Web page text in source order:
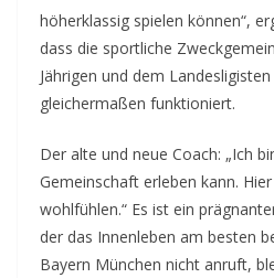
höherklassig spielen können“,
dass die sportliche
Jährigen und dem
gleichermaßen funktioniert.
Der alte und neue Coach: „Ich
Gemeinschaft erleben kann.
wohlfühlen.“ Es ist ein
der das Innenleben am besten
Bayern München nicht anruft,